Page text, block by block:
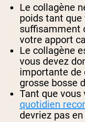
Le collagène
poids tant que
suffisamment
votre apport
Le collagène
vous devez
importante de
grosse bosse
Tant que vous
quotidien
devriez pas